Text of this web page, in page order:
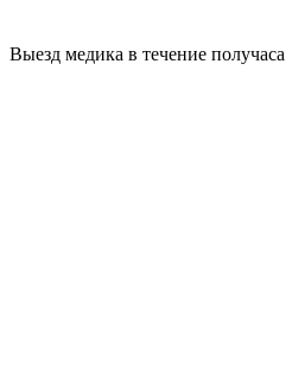
Выезд медика в течение получаса